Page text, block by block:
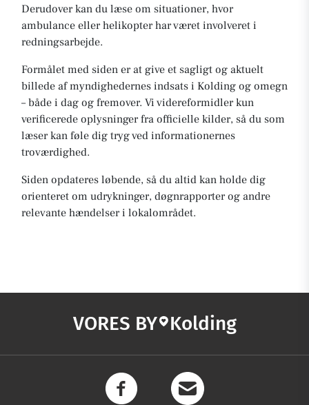
Derudover kan du læse om situationer, hvor
ambulance eller helikopter har været involveret i
redningsarbejde.
Formålet med siden er at give et sagligt og aktuelt
billede af myndighedernes indsats i Kolding og omegn
– både i dag og fremover. Vi videreformidler kun
verificerede oplysninger fra officielle kilder, så du som
læser kan føle dig tryg ved informationernes
troværdighed.
Siden opdateres løbende, så du altid kan holde dig
orienteret om udrykninger, døgnrapporter og andre
relevante hændelser i lokalområdet.
VORES BY Kolding